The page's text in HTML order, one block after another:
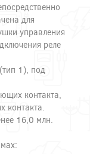
для
управления
реле
1), под
контакта,
контакта.
16,0 млн.